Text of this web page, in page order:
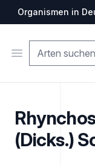
Organismen in
Open menu
(Dicks.)